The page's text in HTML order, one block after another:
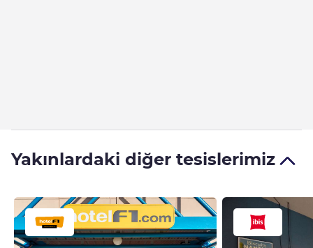
Yakınlardaki diğer tesislerimiz